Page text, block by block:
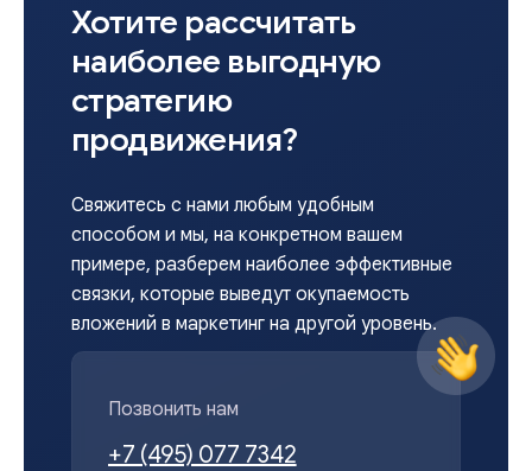
Хотите рассчитать
наиболее выгодную
стратегию
продвижения?
Свяжитесь с нами любым удобным
способом и мы, на конкретном вашем
примере, разберем наиболее эффективные
связки, которые выведут окупаемость
вложений в маркетинг на другой уровень.
Позвонить нам
+7 (495) 077 7342